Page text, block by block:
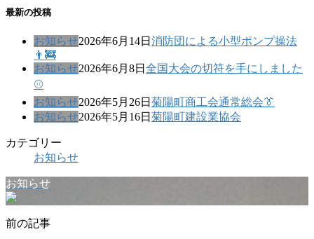
最新の投稿
お知らせ2026年6月14日 消防団による小型ポンプ操法
👨‍🚒
お知らせ2026年6月8日 全国大会の切符を手にしました
⚾
お知らせ2026年5月26日 菊陽町商工会通常総会👔
お知らせ2026年5月16日 菊陽町建設業協会
カテゴリー
お知らせ
お知らせ
前の記事